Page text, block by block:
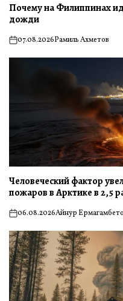
Почему на Филиппинах
дожди
on07.08.2026Рамиль Ахметов
Человеческий фактор
пожаров в Арктике в 2,5
on06.08.2026Айнур